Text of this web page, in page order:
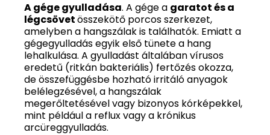
A gége gyulladása. A gége a garatot és a
légcsövetösszekötő porcos szerkezet,
amelyben a hangszálak is találhatók. Emiatt a
gégegyulladás egyik első tünete a hang
lehalkulása. A gyulladást általában vírusos
eredetű (ritkán bakteriális) fertőzés okozza,
de összefüggésbe hozható irritáló anyagok
belélegzésével, a hangszálak
megerőltetésével vagy bizonyos kórképekkel,
mint például a reflux vagy a krónikus
arcüreggyulladás.